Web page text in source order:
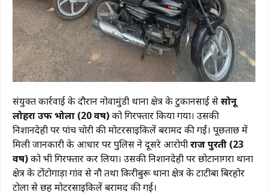
संयुक्त कार्रवाई के दौरान नोवामुंडी थाना क्षेत्र के टुकानसाई सेसोनू
लोहरा उर्फ भोला (20 वर्ष)को गिरफ्तार किया गया। उसकी
निशानदेही पर पांच चोरी की मोटरसाइकिलें बरामद की गईं। पूछताछ में
मिली जानकारी के आधार पर पुलिस ने दूसरे आरोपीराज पुरती (23
वर्ष)को भी गिरफ्तार कर लिया। उसकी निशानदेही पर छोटानागरा थाना
क्षेत्र के टोंटोगाड़ा गांव से नौ तथा किरीबुरू थाना क्षेत्र के टाटीबा बिरहोर
टोला से छह मोटरसाइकिलें बरामद की गईं।